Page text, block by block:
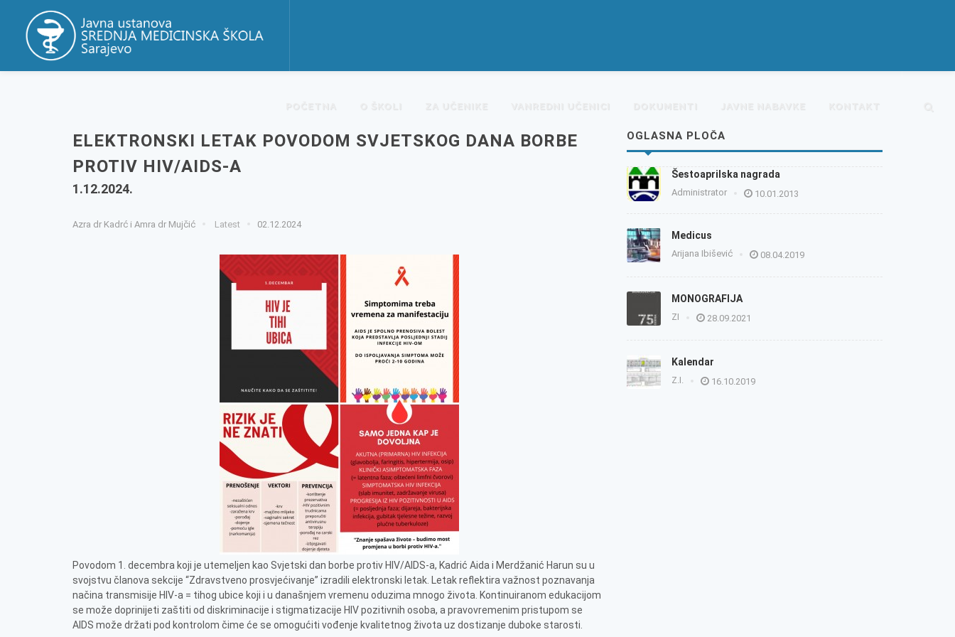
POČETNA O ŠKOLI ZA UČENIKE VANREDNI UČENICI DOKUMENTI JAVNE NABAVKE KONTAKT
ELEKTRONSKI LETAK POVODOM SVJETSKOG DANA BORBE
PROTIV HIV/AIDS-A
1.12.2024.
Azra dr Kadrć i Amra dr Mujčić Latest 02.12.2024
Povodom 1. decembra koji je utemeljen kao Svjetski dan borbe protiv HIV/AIDS-a, Kadrić Aida i Merdžanić Harun su u
svojstvu članova sekcije “Zdravstveno prosvjećivanje” izradili elektronski letak. Letak reflektira važnost poznavanja
načina transmisije HIV-a = tihog ubice koji i u današnjem vremenu oduzima mnogo života. Kontinuiranom edukacijom
se može doprinijeti zaštiti od diskriminacije i stigmatizacije HIV pozitivnih osoba, a pravovremenim pristupom se
AIDS može držati pod kontrolom čime će se omogućiti vođenje kvalitetnog života uz dostizanje duboke starosti.
OGLASNA PLOČA
Šestoaprilska nagrada
Administrator 10.01.2013
Medicus
Arijana Ibišević 08.04.2019
MONOGRAFIJA
ZI 28.09.2021
Kalendar
Z.I. 16.10.2019